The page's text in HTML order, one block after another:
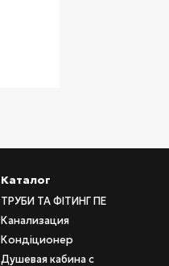
Каталог
ТРУБИ ТА ФІТИНГ ПЕ
Канализация
Кондіционер
Душевая кабина с